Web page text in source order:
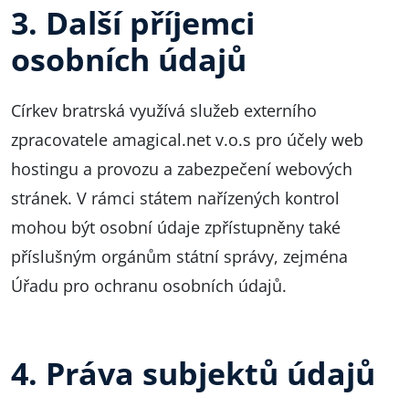
3. Další příjemci
osobních údajů
Církev bratrská využívá služeb externího
zpracovatele amagical.net v.o.s pro účely web
hostingu a provozu a zabezpečení webových
stránek. V rámci státem nařízených kontrol
mohou být osobní údaje zpřístupněny také
příslušným orgánům státní správy, zejména
Úřadu pro ochranu osobních údajů.
4. Práva subjektů údajů